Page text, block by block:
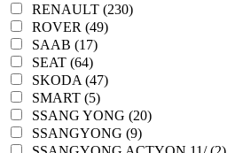
RENAULT (230)
ROVER (49)
SAAB (17)
SEAT (64)
SKODA (47)
SMART (5)
SSANG YONG (20)
SSANGYONG (9)